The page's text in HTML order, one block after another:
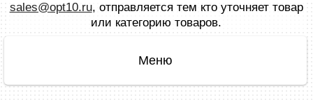
sales@opt10.ru, отправляется тем кто уточняет товар
или категорию товаров.